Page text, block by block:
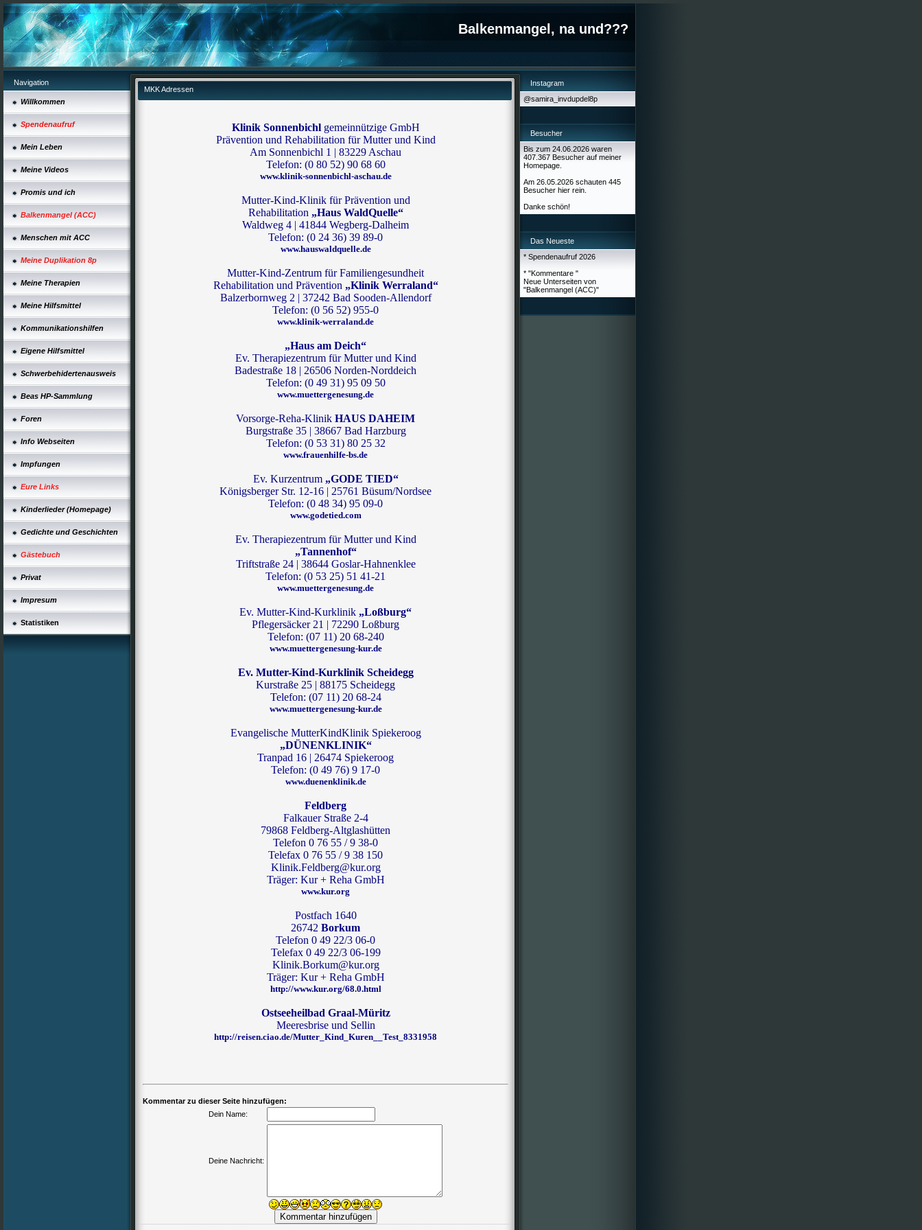
Balkenmangel, na und???
Navigation
Willkommen
Spendenaufruf
Mein Leben
Meine Videos
Promis und ich
Balkenmangel (ACC)
Menschen mit ACC
Meine Duplikation 8p
Meine Therapien
Meine Hilfsmittel
Kommunikationshilfen
Eigene Hilfsmittel
Schwerbehidertenausweis
Beas HP-Sammlung
Foren
Info Webseiten
Impfungen
Eure Links
Kinderlieder (Homepage)
Gedichte und Geschichten
Gästebuch
Privat
Impresum
Statistiken
MKK Adressen
Klinik Sonnenbichlgemeinnützige GmbH
Prävention und Rehabilitation für Mutter und Kind
Am Sonnenbichl 1 | 83229 Aschau
Telefon: (0 80 52) 90 68 60
www.klinik-sonnenbichl-aschau.de
Mutter-Kind-Klinik für Prävention und
Rehabilitation „Haus WaldQuelle“
Waldweg 4 | 41844 Wegberg-Dalheim
Telefon: (0 24 36) 39 89-0
www.hauswaldquelle.de
Mutter-Kind-Zentrum für Familiengesundheit
Rehabilitation und Prävention „Klinik Werraland“
Balzerbornweg 2 | 37242 Bad Sooden-Allendorf
Telefon: (0 56 52) 955-0
www.klinik-werraland.de
„Haus am Deich“
Ev. Therapiezentrum für Mutter und Kind
Badestraße 18 | 26506 Norden-Norddeich
Telefon: (0 49 31) 95 09 50
www.muettergenesung.de
Vorsorge-Reha-Klinik HAUS DAHEIM
Burgstraße 35 | 38667 Bad Harzburg
Telefon: (0 53 31) 80 25 32
www.frauenhilfe-bs.de
Ev. Kurzentrum „GODE TIED“
Königsberger Str. 12-16 | 25761 Büsum/Nordsee
Telefon: (0 48 34) 95 09-0
www.godetied.com
Ev. Therapiezentrum für Mutter und Kind
„Tannenhof“
Triftstraße 24 | 38644 Goslar-Hahnenklee
Telefon: (0 53 25) 51 41-21
www.muettergenesung.de
Ev. Mutter-Kind-Kurklinik „Loßburg“
Pflegersäcker 21 | 72290 Loßburg
Telefon: (07 11) 20 68-240
www.muettergenesung-kur.de
Ev. Mutter-Kind-Kurklinik Scheidegg
Kurstraße 25 | 88175 Scheidegg
Telefon: (07 11) 20 68-24
www.muettergenesung-kur.de
Evangelische MutterKindKlinik Spiekeroog
„DÜNENKLINIK“
Tranpad 16 | 26474 Spiekeroog
Telefon: (0 49 76) 9 17-0
www.duenenklinik.de
Feldberg
Falkauer Straße 2-4
79868 Feldberg-Altglashütten
Telefon 0 76 55 / 9 38-0
Telefax 0 76 55 / 9 38 150
Klinik.Feldberg@kur.org
Träger: Kur + Reha GmbH
www.kur.org
Postfach 1640
26742 Borkum
Telefon 0 49 22/3 06-0
Telefax 0 49 22/3 06-199
Klinik.Borkum@kur.org
Träger: Kur + Reha GmbH
http://www.kur.org/68.0.html
Ostseeheilbad Graal-Müritz
Meeresbrise und Sellin
http://reisen.ciao.de/Mutter_Kind_Kuren__Test_8331958
Kommentar zu dieser Seite hinzufügen:
Dein Name:
Deine Nachricht:
Instagram
@samira_invdupdel8p
Besucher
Bis zum 24.06.2026 waren
407.367 Besucher auf meiner
Homepage.
Am 26.05.2026 schauten 445
Besucher hier rein.
Danke schön!
Das Neueste
* Spendenaufruf 2026
* "Kommentare "
Neue Unterseiten von
"Balkenmangel (ACC)"